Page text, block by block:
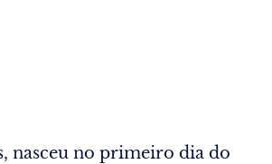
nasceu no primeiro dia do